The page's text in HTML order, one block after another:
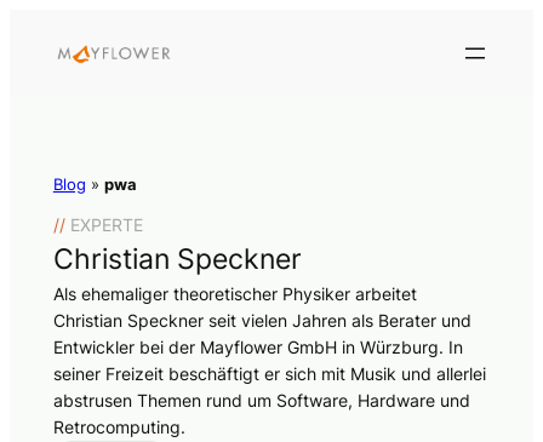
Blog » pwa
//EXPERTE
Christian Speckner
Als ehemaliger theoretischer Physiker arbeitet
Christian Speckner seit vielen Jahren als Berater und
Entwickler bei der Mayflower GmbH in Würzburg. In
seiner Freizeit beschäftigt er sich mit Musik und allerlei
abstrusen Themen rund um Software, Hardware und
Retrocomputing.